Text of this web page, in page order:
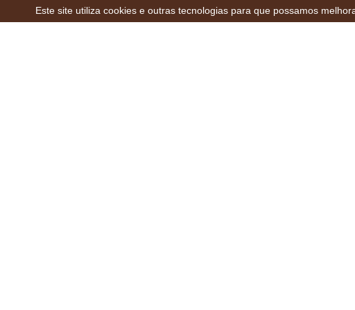
Este site utiliza cookies e outras tecnologias para que possamos